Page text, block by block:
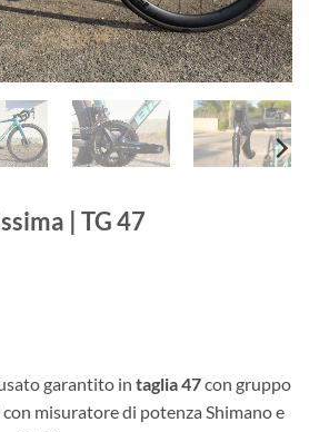
| TG 47
garantito in taglia 47con gruppo
misuratore di potenza Shimano e